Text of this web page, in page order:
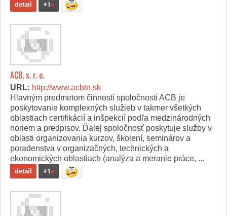
detail +1e
ACB, s. r. o.
URL: http://www.acbtn.sk
Hlavným predmetom činnosti spoločnosti ACB je
poskytovanie komplexných služieb v takmer všetkých
oblastiach certifikácií a inšpekcií podľa medzinárodných
noriem a predpisov. Ďalej spoločnosť poskytuje služby v
oblasti organizovania kurzov, školení, seminárov a
poradenstva v organizačných, technických a
ekonomických oblastiach (analýza a meranie práce, ...
detail +1e